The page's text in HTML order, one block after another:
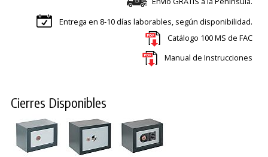
Entrega en 8-10 días laborables, según disponibilidad.
Catálogo 100 MS de FAC
Manual de Instrucciones
Cierres Disponibles